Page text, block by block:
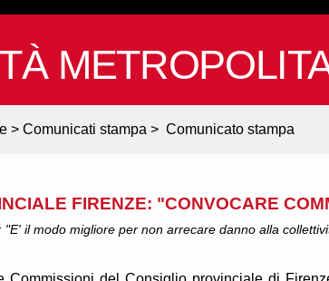
> Comunicati stampa > Comunicato stampa
FIRENZE: "CONVOCARE
il modo migliore per non arrecare danno alla